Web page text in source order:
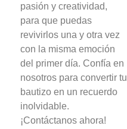
pasión y creatividad,
para que puedas
revivirlos una y otra vez
con la misma emoción
del primer día. Confía en
nosotros para convertir tu
bautizo en un recuerdo
inolvidable.
¡Contáctanos ahora!